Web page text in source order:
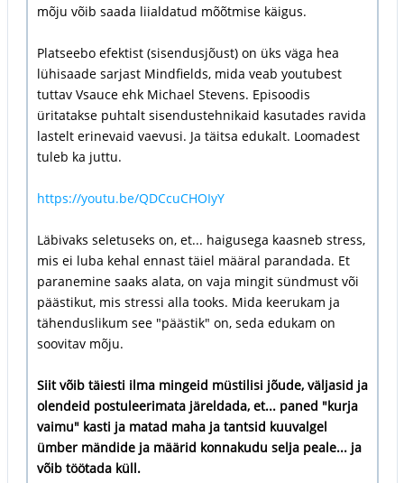
mõju võib saada liialdatud mõõtmise käigus.
Platseebo efektist (sisendusjõust) on üks väga hea
lühisaade sarjast Mindfields, mida veab youtubest
tuttav Vsauce ehk Michael Stevens. Episoodis
üritatakse puhtalt sisendustehnikaid kasutades ravida
lastelt erinevaid vaevusi. Ja täitsa edukalt. Loomadest
tuleb ka juttu.
https://youtu.be/QDCcuCHOIyY
Läbivaks seletuseks on, et... haigusega kaasneb stress,
mis ei luba kehal ennast täiel määral parandada. Et
paranemine saaks alata, on vaja mingit sündmust või
päästikut, mis stressi alla tooks. Mida keerukam ja
tähenduslikum see "päästik" on, seda edukam on
soovitav mõju.
Siit võib täiesti ilma mingeid müstilisi jõude, väljasid ja
olendeid postuleerimata järeldada, et... paned "kurja
vaimu" kasti ja matad maha ja tantsid kuuvalgel
ümber mändide ja määrid konnakudu selja peale... ja
võib töötada küll.